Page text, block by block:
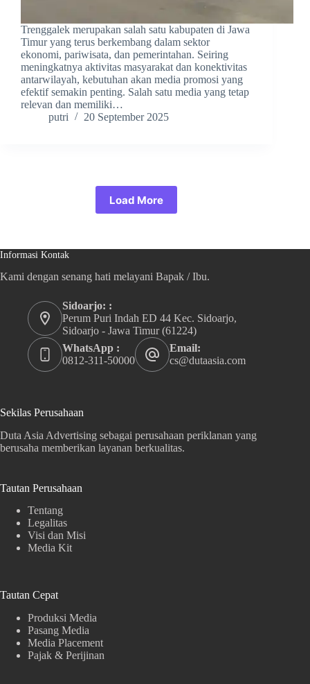
Trenggalek merupakan salah satu kabupaten di Jawa
Timur yang terus berkembang dalam sektor
ekonomi, pariwisata, dan pemerintahan. Seiring
meningkatnya aktivitas masyarakat dan konektivitas
antarwilayah, kebutuhan akan media promosi yang
efektif semakin penting. Salah satu media yang tetap
relevan dan memiliki…
putri
20 September 2025
Load More
Informasi Kontak
Kami dengan senang hati melayani Bapak / Ibu.
Sidoarjo: :
Perum Puri Indah ED 44 Kec. Sidoarjo,
Sidoarjo - Jawa Timur (61224)
WhatsApp :
0812-311-50000
Email:
cs@dutaasia.com
Sekilas Perusahaan
Duta Asia Advertising sebagai perusahaan periklanan yang
berusaha memberikan layanan berkualitas.
Tautan Perusahaan
Tentang
Legalitas
Visi dan Misi
Media Kit
Tautan Cepat
Produksi Media
Pasang Media
Media Placement
Pajak & Perijinan